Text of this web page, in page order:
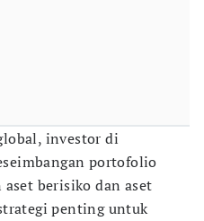
investor di
portofolio
berisiko dan aset
penting untuk